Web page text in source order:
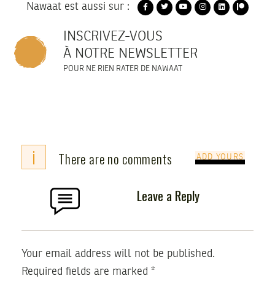
Nawaat est aussi sur :
INSCRIVEZ-VOUS
À NOTRE NEWSLETTER
POUR NE RIEN RATER DE NAWAAT
i There are no comments ADD YOURS
Leave a Reply
Your email address will not be published.
Required fields are marked *